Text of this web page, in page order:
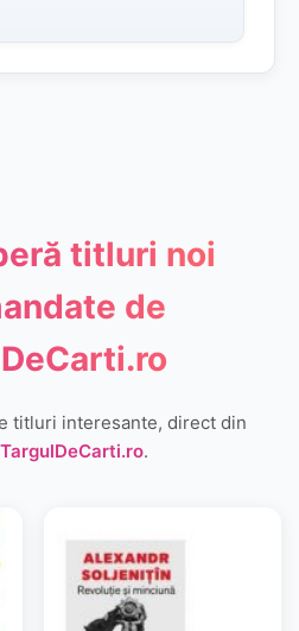
titluri noi
de
titluri interesante, direct din
TargulDeCarti.ro.